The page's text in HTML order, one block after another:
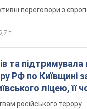
переговори з
т.
та підтримувала
РФ по Київщині
ліцею, її
російського терору